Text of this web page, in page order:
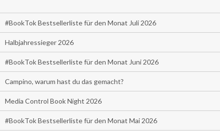
#BookTok Bestsellerliste für den Monat Juli 2026
Halbjahressieger 2026
#BookTok Bestsellerliste für den Monat Juni 2026
Campino, warum hast du das gemacht?
Media Control Book Night 2026
#BookTok Bestsellerliste für den Monat Mai 2026